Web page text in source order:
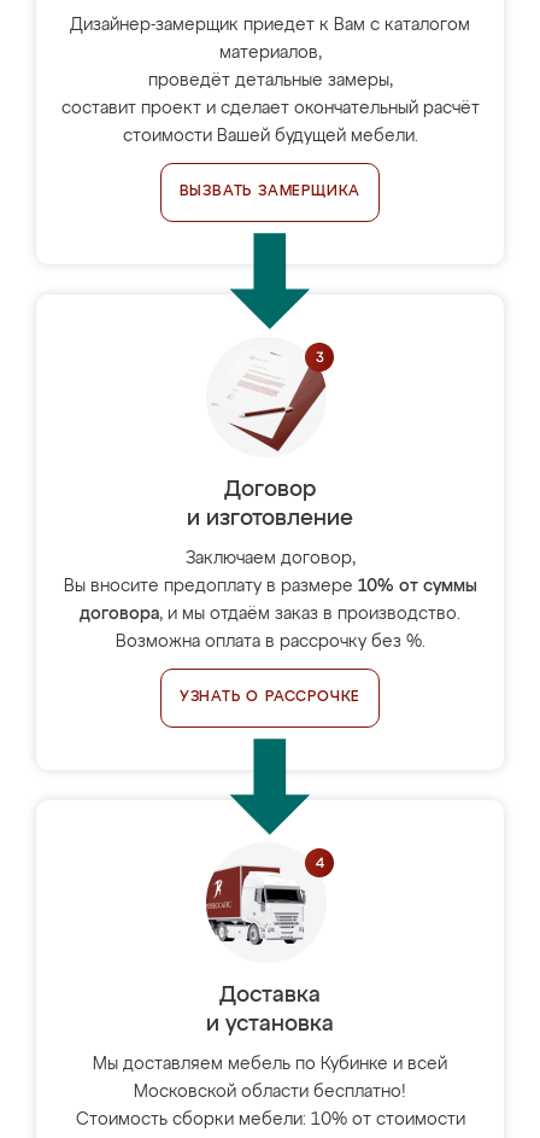
Дизайнер-замерщик приедет к Вам с каталогом
материалов,
проведёт детальные замеры,
составит проект и сделает окончательный расчёт
стоимости Вашей будущей мебели.
ВЫЗВАТЬ ЗАМЕРЩИКА
Договор
и изготовление
Заключаем договор,
Вы вносите предоплату в размере 10% от суммы
договора, и мы отдаём заказ в производство.
Возможна оплата в рассрочку без %.
УЗНАТЬ О РАССРОЧКЕ
Доставка
и установка
Мы доставляем мебель по Кубинке и всей
Московской области бесплатно!
Стоимость сборки мебели: 10% от стоимости